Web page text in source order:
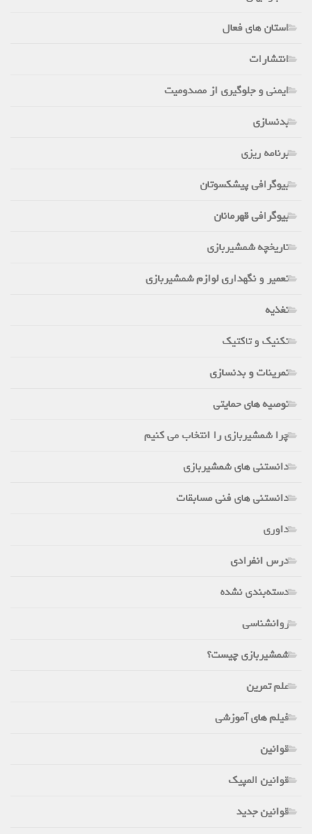
استان های فعال
انتشارات
ایمنی و جلوگیری از مصدومیت
بدنسازی
برنامه ریزی
بیوگرافی پیشکسوتان
بیوگرافی قهرمانان
تاریخچه شمشیربازی
تعمیر و نگهداری لوازم شمشیربازی
تغذیه
تکنیک و تاکتیک
تمرینات و بدنسازی
توصیه های حمایتی
چرا شمشیربازی را انتخاب می کنیم
دانستنی های شمشیربازی
دانستنی های فنی مسابقات
داوری
درس انفرادی
دسته‌بندی نشده
روانشناسی
شمشیربازی چیست؟
علم تمرین
فیلم های آموزشی
قوانین
قوانین المپیک
قوانین جدید